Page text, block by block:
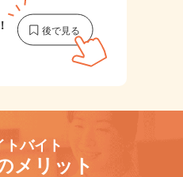
トバイト
メリット